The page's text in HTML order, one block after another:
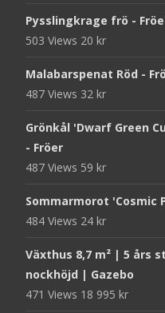
Pysslingkrage frö -
503 Views 20 kr
Malabarspenat Röd -
487 Views 32 kr
Grönkål 'Dwarf Green
- Fröer
487 Views 59 kr
Sommarmorot 'Cosmic
484 Views 24 kr
Växthus 8,7 m² | 5 års
nockhöjd | Gazebo
471 Views 18 995 kr